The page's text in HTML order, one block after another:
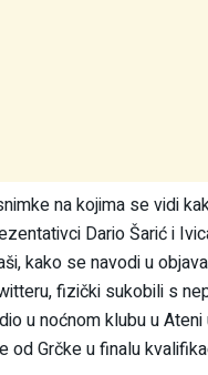
na kojima se vidi
Dario Šarić i
kako se navodi u
fizički sukobili s
u noćnom klubu u Ateni
od Grčke u finalu